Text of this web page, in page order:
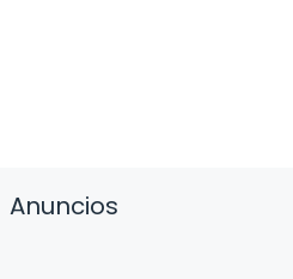
Anuncios